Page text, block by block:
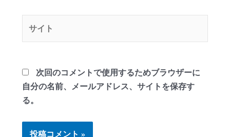
*
次回のコメントで使用するためブラウザーに
自分の名前、メールアドレス、サイトを保存す
る。